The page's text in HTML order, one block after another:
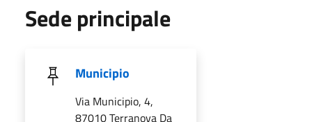
Sede principale
Municipio
Via Municipio, 4,
87010 Terranova Da